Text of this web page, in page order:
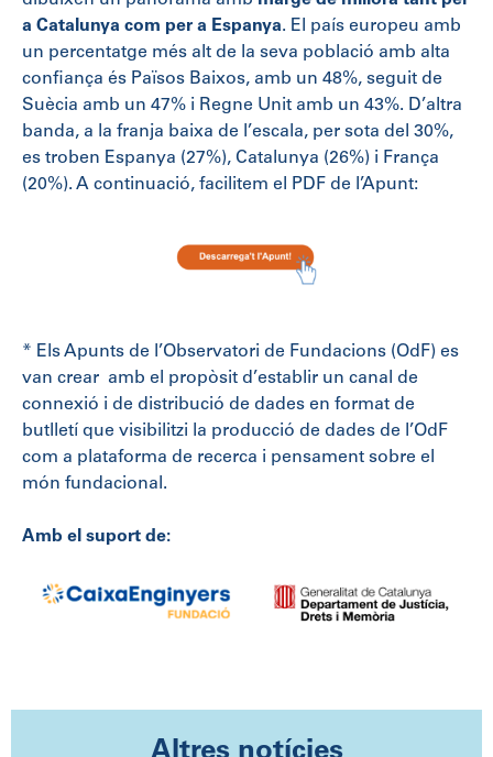
a Catalunya com per a Espanya. El país europeu amb
un percentatge més alt de la seva població amb alta
confiança és Països Baixos, amb un 48%, seguit de
Suècia amb un 47% i Regne Unit amb un 43%. D’altra
banda, a la franja baixa de l’escala, per sota del 30%,
es troben Espanya (27%), Catalunya (26%) i França
(20%). A continuació, facilitem el PDF de l’Apunt:
* Els Apunts de l’Observatori de Fundacions (OdF) es
van crear amb el propòsit d’establir un canal de
connexió i de distribució de dades en format de
butlletí que visibilitzi la producció de dades de l’OdF
com a plataforma de recerca i pensament sobre el
món fundacional.
Amb el suport de: